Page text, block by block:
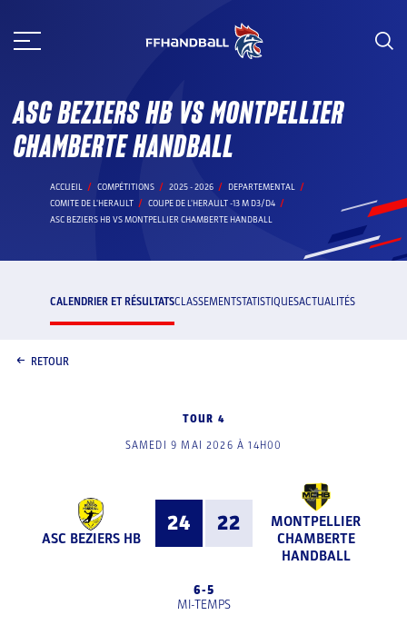
au
ASC BEZIERS HB VS MONTPELLIER
CHAMBERTE HANDBALL
ACCUEIL COMPÉTITIONS 2025 - 2026
DEPARTEMENTAL
COMITE DE L'HERAULT
COUPE DE L'HERAULT -13 M D3/D4
ASC BEZIERS HB VS MONTPELLIER CHAMBERTE HANDBALL
CALENDRIER ET RÉSULTATSCLASSEMENTSTATISTIQUESACTUALITÉS
RETOUR
TOUR 4
SAMEDI 9 MAI 2026 À 14H00
ASC BEZIERS HB
24 22
MONTPELLIER
CHAMBERTE
HANDBALL
6-5
MI-TEMPS